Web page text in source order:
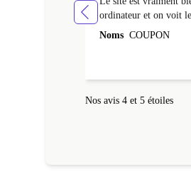
ordinateur et on voit
au fil des
Noms COUPON
Nos avis 4 et 5 étoiles